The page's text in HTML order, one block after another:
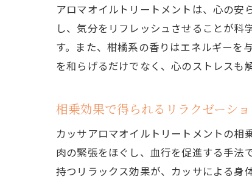
アロマオイルトリートメントは、心の安
し、気分をリフレッシュさせることが
す。また、柑橘系の香りはエネルギーを
を和らげるだけでなく、心のストレスも
相乗効果で得られるリラクゼーシ
カッサアロマオイルトリートメントの相
肉の緊張をほぐし、血行を促進する手法
持つリラックス効果が、カッサによる身